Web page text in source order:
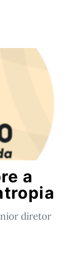
a
diretor